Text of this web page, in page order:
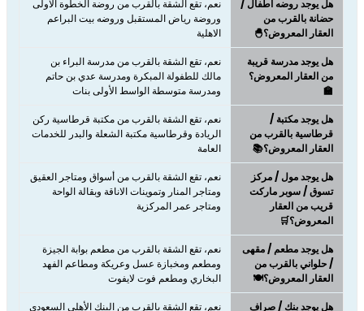
هل يوجد روضه اطفال /
حضانة بالقرب من
العقار المعروض؟🐣
نعم، تقع الشقة بالقرب من روضة الخطوة الاولى
وروضة رياض المستقبل وروضه بيت البراعم
الاهلية
هل يوجد مدرسة قريبة
من العقار المعروض؟
🏫
نعم، تقع الشقة بالقرب من مدرسة البراء بن
مالك للطفولة المبكرة ومدرسة عدي بن حاتم
ومدرسة متوسطة الواسط الأولى بنات
هل يوجد مكتبة /
قرطاسية بالقرب من
العقار المعروض؟📚
نعم، تقع الشقة بالقرب من مكتبة قرطاسية ركن
الريادة وقرطاسية مكتبة الشعلة والبدر للخدمات
العامة
هل يوجد مول / مركز
تسوق / سوبر ماركت
قريب من العقار
المعروض؟🛒
نعم، تقع الشقة بالقرب من أسواق ومتاجر العقيق
ومتاجر المنار وتموينات الاناقة وبقالة الواحة
ومتاجر عمر المركزية
هل يوجد مطعم / مقهى
/ حلواني بالقرب من
العقار المعروض؟🍽️
نعم، ​​​​​​​تقع الشقة بالقرب من مطعم بوابة الجيزة
ومطعم ومخبازة عسل وعريكة ومطاعم الفهد
البخاري ومطعم فوت لايفوت
هل يوجد بنك / صراف
نعم، تقع الشقة بالقرب من البنك الأهلي السعودي